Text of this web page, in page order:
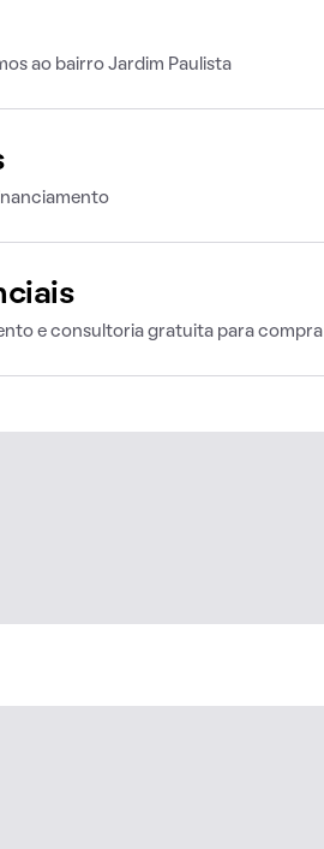
ao bairro Jardim Paulista
e consultoria gratuita para compra